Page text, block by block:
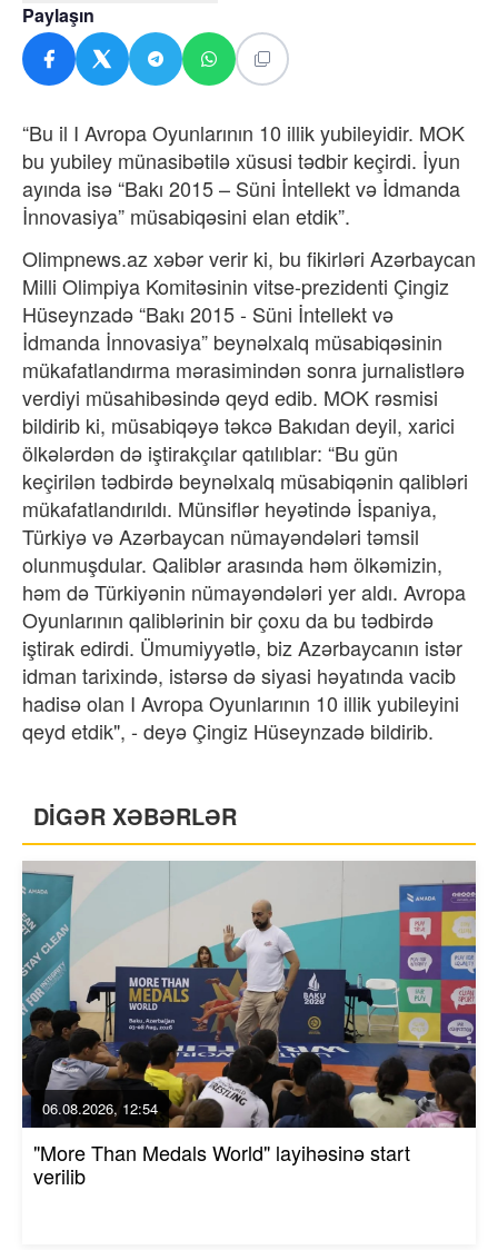
Paylaşın
“Bu il I Avropa Oyunlarının 10 illik yubileyidir. MOK
bu yubiley münasibətilə xüsusi tədbir keçirdi. İyun
ayında isə “Bakı 2015 – Süni İntellekt və İdmanda
İnnovasiya” müsabiqəsini elan etdik”.
Olimpnews.az xəbər verir ki, bu fikirləri Azərbaycan
Milli Olimpiya Komitəsinin vitse-prezidenti Çingiz
Hüseynzadə “Bakı 2015 - Süni İntellekt və
İdmanda İnnovasiya” beynəlxalq müsabiqəsinin
mükafatlandırma mərasimindən sonra jurnalistlərə
verdiyi müsahibəsində qeyd edib. MOK rəsmisi
bildirib ki, müsabiqəyə təkcə Bakıdan deyil, xarici
ölkələrdən də iştirakçılar qatılıblar: “Bu gün
keçirilən tədbirdə beynəlxalq müsabiqənin qalibləri
mükafatlandırıldı. Münsiflər heyətində İspaniya,
Türkiyə və Azərbaycan nümayəndələri təmsil
olunmuşdular. Qaliblər arasında həm ölkəmizin,
həm də Türkiyənin nümayəndələri yer aldı. Avropa
Oyunlarının qaliblərinin bir çoxu da bu tədbirdə
iştirak edirdi. Ümumiyyətlə, biz Azərbaycanın istər
idman tarixində, istərsə də siyasi həyatında vacib
hadisə olan I Avropa Oyunlarının 10 illik yubileyini
qeyd etdik", - deyə Çingiz Hüseynzadə bildirib.
DİGƏR XƏBƏRLƏR
06.08.2026, 12:54
"More Than Medals World" layihəsinə start
verilib